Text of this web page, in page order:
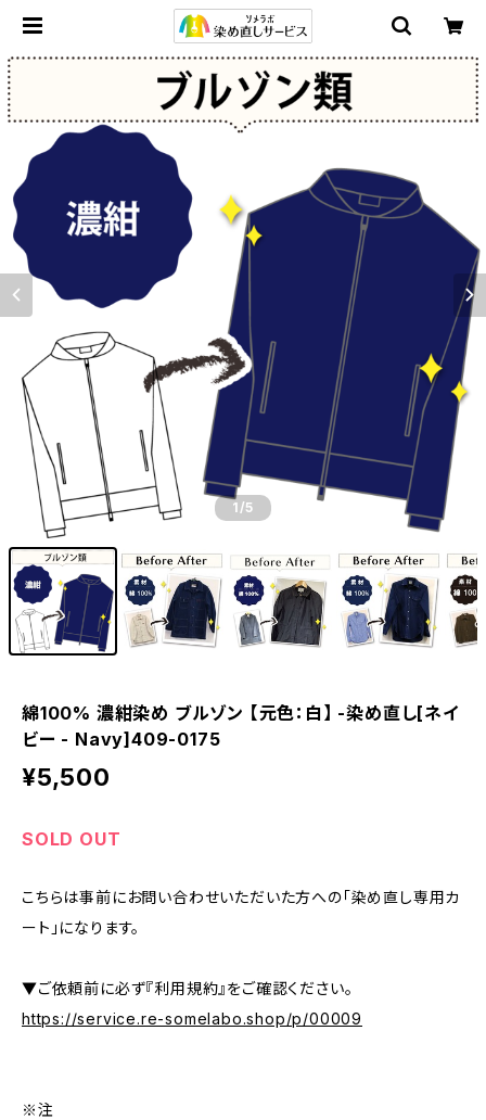
1 /5
綿100% 濃紺染め ブルゾン 【元色：白】 -染め直し[ネイ
ビー - Navy]409-0175
¥5,500
SOLD OUT
こちらは事前にお問い合わせいただいた方への「染め直し専用カ
ート」になります。
▼ご依頼前に必ず『利用規約』をご確認ください。
https://service.re-somelabo.shop/p/00009
※注